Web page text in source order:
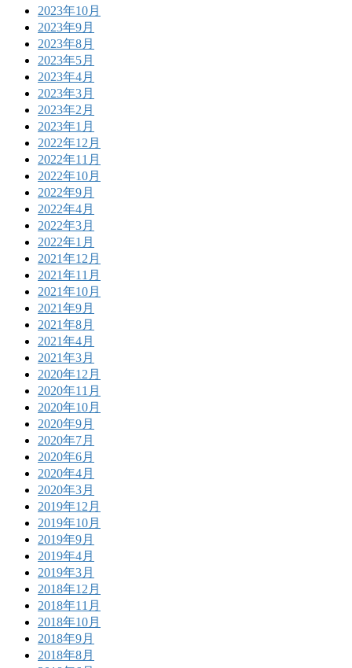
2023年10月
2023年9月
2023年8月
2023年5月
2023年4月
2023年3月
2023年2月
2023年1月
2022年12月
2022年11月
2022年10月
2022年9月
2022年4月
2022年3月
2022年1月
2021年12月
2021年11月
2021年10月
2021年9月
2021年8月
2021年4月
2021年3月
2020年12月
2020年11月
2020年10月
2020年9月
2020年7月
2020年6月
2020年4月
2020年3月
2019年12月
2019年10月
2019年9月
2019年4月
2019年3月
2018年12月
2018年11月
2018年10月
2018年9月
2018年8月